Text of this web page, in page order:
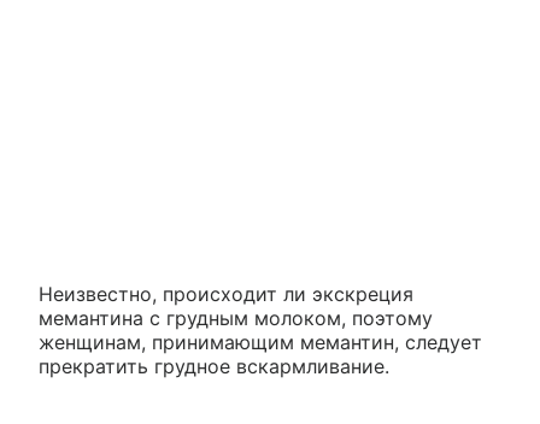
Неизвестно, происходит ли экскреция
мемантина с грудным молоком, поэтому
женщинам, принимающим мемантин, следует
прекратить грудное вскармливание.